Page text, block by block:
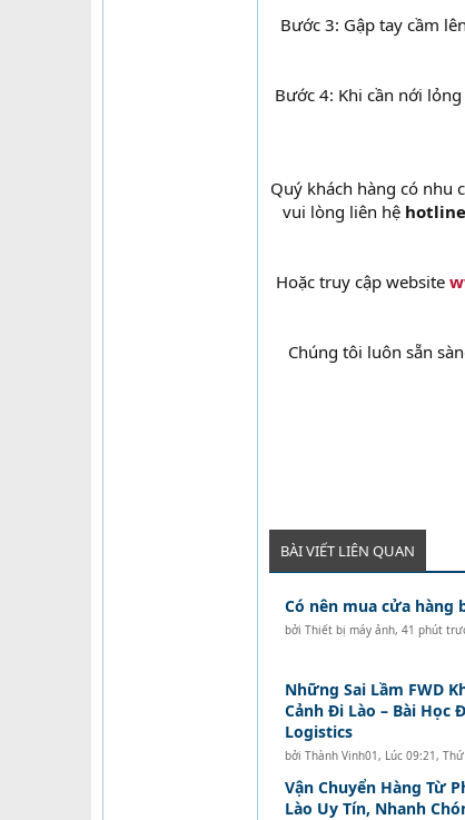
Bước 3: Gập tay cầm
Bước 4: Khi cần nới
Quý khách hàng có nhu
vui lòng liên hệ hotline
Hoặc truy cập website
Chúng tôi luôn sẵn
BÀI VIẾT LIÊN QUAN
Có nên mua cửa hàng
bởi Thiết bị máy ảnh, 41 phút
Những Sai Lầm FWD
Cảnh Đi Lào – Bài Học
Logistics
bởi Thành Vinh01, Lúc 09:21,
Vận Chuyển Hàng Từ
Lào Uy Tín, Nhanh